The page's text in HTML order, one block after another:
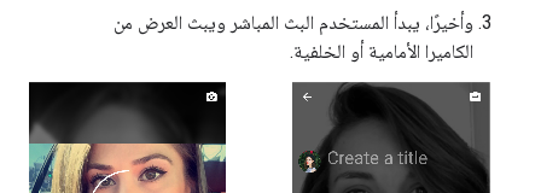
وأخيرًا، يبدأ المستخدم البث المباشر ويبث العرض من
الكاميرا الأمامية أو الخلفية.